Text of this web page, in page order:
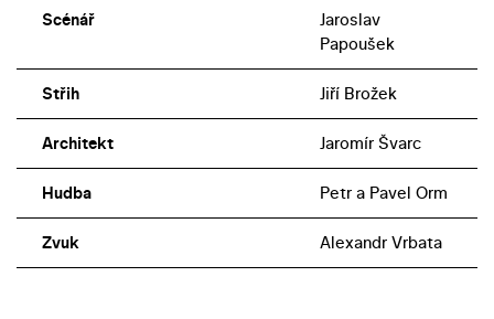
Scénář
Jaroslav
Papoušek
Střih Jiří Brožek
Architekt Jaromír Švarc
Hudba Petr a Pavel Orm
Zvuk Alexandr Vrbata